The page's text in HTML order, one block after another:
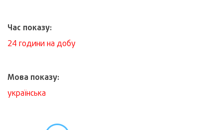
Час показу:
24 години на добу
Мова показу:
українська